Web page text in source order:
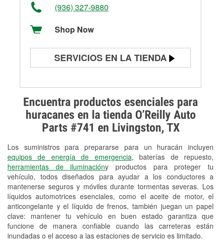
Encuentra productos esenciales para
huracanes en la tienda O’Reilly Auto
Parts #741 en Livingston, TX
Los suministros para prepararse para un huracán incluyen
equipos de energía de emergencia, baterías de repuesto,
herramientas de iluminacióny productos para proteger tu
vehículo, todos diseñados para ayudar a los conductores a
mantenerse seguros y móviles durante tormentas severas. Los
líquidos automotrices esenciales, como el aceite de motor, el
anticongelante y el líquido de frenos, también juegan un papel
clave: mantener tu vehículo en buen estado garantiza que
funcione de manera confiable cuando las carreteras están
inundadas o el acceso a las estaciones de servicio es limitado.
(936) 327-9880
Shop Now
SERVICIOS EN LA TIENDA
Prueba de alternadores y
arrancadores
Revisión de la luz "Check Engine"
Reciclaje de baterías y aceite
Instalación de bombillas de faros
Instalación de limpiaparabrisas
Programa de Préstamo de
Herramientas
Rectificación de tambores y discos de